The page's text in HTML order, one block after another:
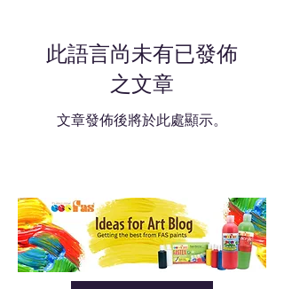
此語言尚未有已發佈
之文章
文章發佈後將於此處顯示。